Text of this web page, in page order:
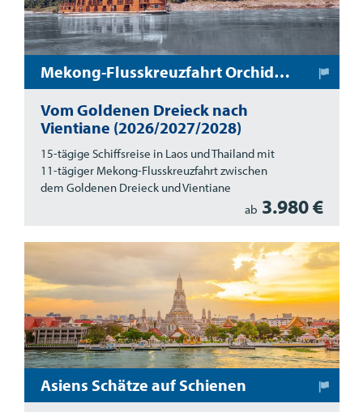
Mekong-Flusskreuzfahrt Orchidee
Vom Goldenen Dreieck nach
Vientiane (2026/2027/2028)
15-tägige Schiffsreise in Laos und Thailand mit
11-tägiger Mekong-Flusskreuzfahrt zwischen
dem Goldenen Dreieck und Vientiane
ab 3.980 €
Asiens Schätze auf Schienen